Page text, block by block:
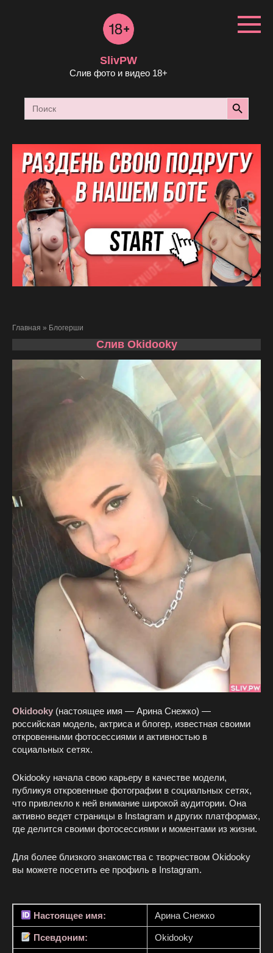
SlivPW
Слив фото и видео 18+
Search
for:
Search Button
Главная » Блогерши
Слив Okidooky
Okidooky (настоящее имя — Арина Снежко) —
российская модель, актриса и блогер, известная своими
откровенными фотосессиями и активностью в
социальных сетях.
Okidooky начала свою карьеру в качестве модели,
публикуя откровенные фотографии в социальных сетях,
что привлекло к ней внимание широкой аудитории. Она
активно ведет страницы в Instagram и других платформах,
где делится своими фотосессиями и моментами из жизни.
Для более близкого знакомства с творчеством Okidooky
вы можете посетить ее профиль в Instagram.
Настоящее имя: Арина Снежко
Псевдоним: Okidooky